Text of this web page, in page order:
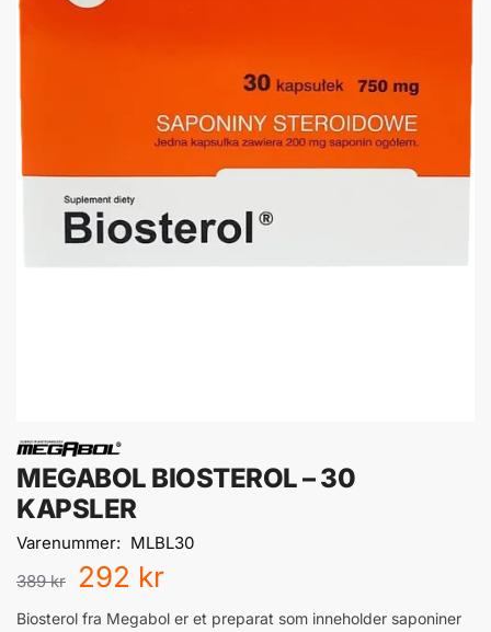
MEGABOL BIOSTEROL – 30
KAPSLER
Varenummer: MLBL30
389kr 292 kr
Biosterol fra Megabol er et preparat som inneholder saponiner